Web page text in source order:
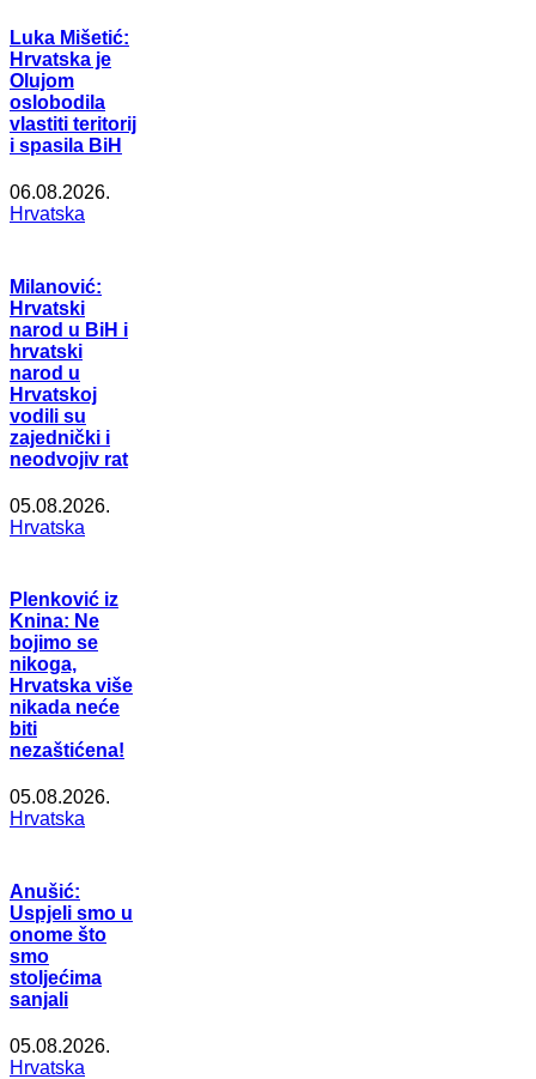
Luka Mišetić:
Hrvatska je
Olujom
oslobodila
vlastiti teritorij
i spasila BiH
06.08.2026.
Hrvatska
Milanović:
Hrvatski
narod u BiH i
hrvatski
narod u
Hrvatskoj
vodili su
zajednički i
neodvojiv rat
05.08.2026.
Hrvatska
Plenković iz
Knina: Ne
bojimo se
nikoga,
Hrvatska više
nikada neće
biti
nezaštićena!
05.08.2026.
Hrvatska
Anušić:
Uspjeli smo u
onome što
smo
stoljećima
sanjali
05.08.2026.
Hrvatska